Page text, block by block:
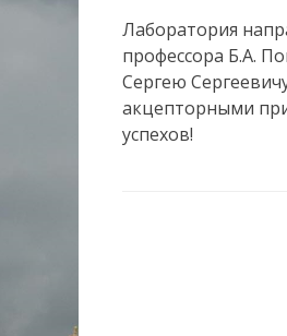
Лаборатория
профессора Б.А.
Сергею
акцепторными
успехов!